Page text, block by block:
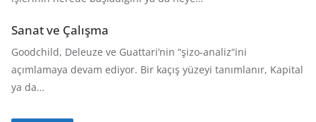
Sanat ve Çalışma
Goodchild, Deleuze ve Guattari’nin “şizo-analiz“ini
açımlamaya devam ediyor. Bir kaçış yüzeyi tanımlanır, Kapital
ya da…